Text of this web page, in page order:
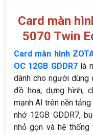
Card màn
5070 Twin
Card màn hình
OC 12GB GDDR7là
dành cho người dùng
đồ họa, dựng hình,
mạnh AI trên nền
nhớ 12GB GDDR7,
nhỏ gọn và hệ